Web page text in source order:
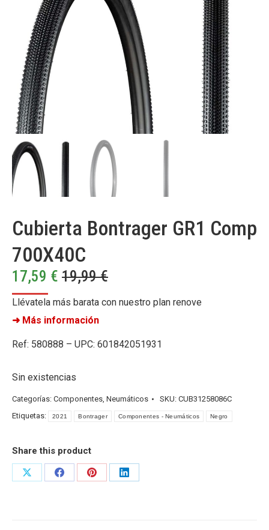
Cubierta Bontrager GR1 Comp
700X40C
17,59 € 19,99€
Llévatela más barata con nuestro plan renove
➜ Más información
Ref: 580888 – UPC: 601842051931
Sin existencias
Categorías: Componentes Neumáticos SKU: CUB31258086C
Etiquetas:
2021 Bontrager Componentes - Neumáticos Negro
Share this product
Share
Share
Share
Share